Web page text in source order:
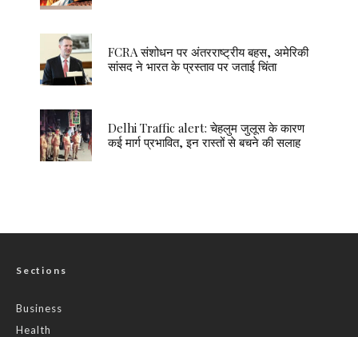
FCRA संशोधन पर अंतरराष्ट्रीय बहस, अमेरिकी
सांसद ने भारत के प्रस्ताव पर जताई चिंता
Delhi Traffic alert: चेहलुम जुलूस के कारण
कई मार्ग प्रभावित, इन रास्तों से बचने की सलाह
Sections
Business
Health